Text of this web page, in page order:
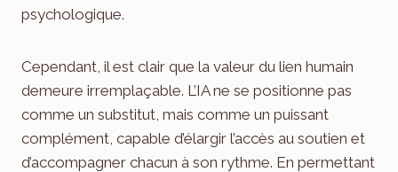
psychologique.
Cependant, il est clair que la valeur du lien humain
demeure irremplaçable. L’IA ne se positionne pas
comme un substitut, mais comme un puissant
complément, capable d’élargir l’accès au soutien et
d’accompagner chacun à son rythme. En permettant